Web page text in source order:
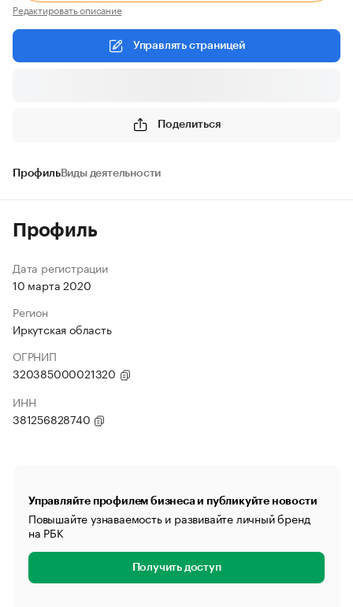
Редактировать описание
Управлять страницей
Поделиться
ПрофильВиды деятельности
Профиль
Дата регистрации
10 марта 2020
Регион
Иркутская область
ОГРНИП
320385000021320
ИНН
381256828740
Управляйте профилем бизнеса и публикуйте новости
Повышайте узнаваемость и развивайте личный бренд
на РБК
Получить доступ